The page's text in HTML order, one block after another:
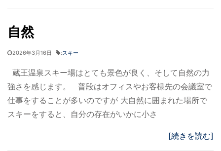
自然
2026年3月16日 :スキー
蔵王温泉スキー場はとても景色が良く、そして自然の力
強さを感じます。 普段はオフィスやお客様先の会議室で
仕事をすることが多いのですが 大自然に囲まれた場所で
スキーをすると、自分の存在がいかに小さ
[続きを読む]